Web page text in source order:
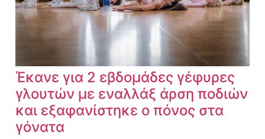
Έκανε για 2 εβδομάδες γέφυρες
γλουτών με εναλλάξ άρση ποδιών
και εξαφανίστηκε ο πόνος στα
γόνατα